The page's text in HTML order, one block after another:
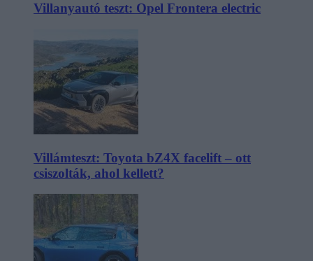
Villanyautó teszt: Opel Frontera electric
Villámteszt: Toyota bZ4X facelift – ott
csiszolták, ahol kellett?